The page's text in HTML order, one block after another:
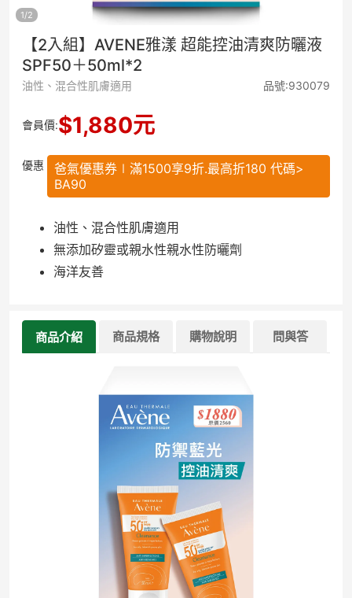
1/2
【2入組】AVENE雅漾 超能控油清爽防曬液
SPF50＋50ml*2
油性、混合性肌膚適用 品號:930079
會員價:$1,880元
優惠
爸氣優惠券∣滿1500享9折.最高折180 代碼>
BA90
油性、混合性肌膚適用
無添加矽靈或親水性親水性防曬劑
海洋友善
商品介紹 商品規格 購物說明 問與答